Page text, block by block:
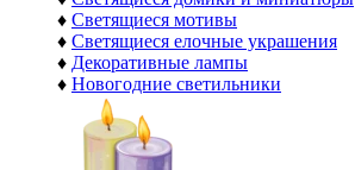
♦ Светящиеся мотивы
♦ Светящиеся елочные украшения
♦ Декоративные лампы
♦ Новогодние светильники